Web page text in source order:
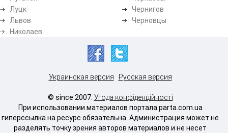
Луцк
Львов
Николаев
Чернигов
Черновцы
Украинская версия Русская версия
© since 2007. Угода конфіденційності
При использовании материалов портала parta.com.ua
гиперссылка на ресурс обязательна. Администрация может не
разделять точку зрения авторов материалов и не несет